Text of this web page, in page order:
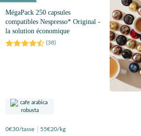
MégaPack 250 capsules
compatibles Nespresso* Original -
la solution économique
(38)
0€30/tasse 55€20/kg